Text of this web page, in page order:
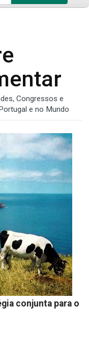
Congressos e
e no Mundo
conjunta para o